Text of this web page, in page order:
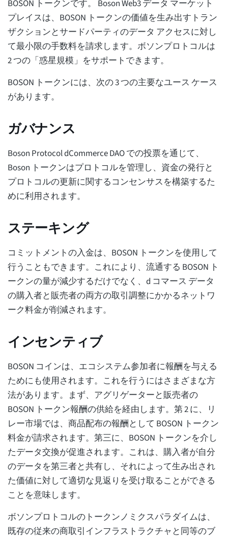
BOSON トークンです。 Boson Web3 データ マーケット
プレイスは、BOSON トークンの価値を生み出すトラン
ザクションとサードパーティのデータ アクセスに対し
て最小限の手数料を請求します。ボソンプロトコルは
2 つの「惑星規模」をサポートできます。
BOSON トークンには、次の 3 つの主要なユース ケース
があります。
ガバナンス
Boson Protocol dCommerce DAO での投票を通じて、
Boson トークンはプロトコルを管理し、資金の発行と
プロトコルの更新に関するコンセンサスを構築するた
めに利用されます。
ステーキング
コミットメントの入金は、BOSON トークンを使用して
行うこともできます。これにより、流通する BOSON ト
ークンの量が減少するだけでなく、d コマース データ
の購入者と販売者の両方の取引調整にかかるネットワ
ーク料金が削減されます。
インセンティブ
BOSON コインは、エコシステム参加者に報酬を与える
ためにも使用されます。これを行うにはさまざまな方
法があります。まず、アグリゲーターと販売者の
BOSON トークン報酬の供給を経由します。第 2 に、リ
レー市場では、商品配布の報酬として BOSON トークン
料金が請求されます。第三に、BOSON トークンを介し
たデータ交換が促進されます。これは、購入者が自分
のデータを第三者と共有し、それによって生み出され
た価値に対して適切な見返りを受け取ることができる
ことを意味します。
ボソンプロトコルのトークンノミクスパラダイムは、
既存の従来の商取引インフラストラクチャと同等のブ